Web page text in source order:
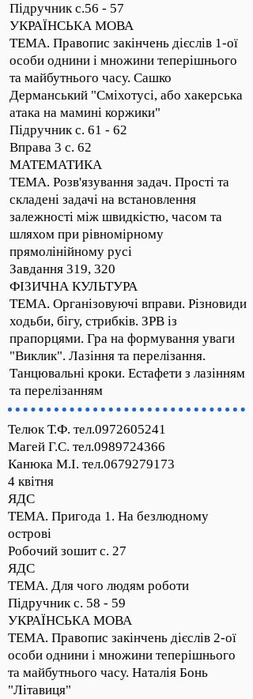
Підручник с.56 - 57
УКРАЇНСЬКА МОВА
ТЕМА. Правопис закінчень дієслів 1-ої
особи однини і множини теперішнього
та майбутнього часу. Сашко
Дерманський "Сміхотусі, або хакерська
атака на мамині коржики"
Підручник с. 61 - 62
Вправа 3 с. 62
МАТЕМАТИКА
ТЕМА. Розв'язування задач. Прості та
складені задачі на встановлення
залежності між швидкістю, часом та
шляхом при рівномірному
прямолінійному русі
Завдання 319, 320
ФІЗИЧНА КУЛЬТУРА
ТЕМА. Організовуючі вправи. Різновиди
ходьби, бігу, стрибків. ЗРВ із
прапорцями. Гра на формування уваги
"Виклик". Лазіння та перелізання.
Танцювальні кроки. Естафети з лазінням
та перелізанням
Телюк Т.Ф. тел.0972605241
Магей Г.С. тел.0989724366
Канюка М.І. тел.0679279173
4 квітня
ЯДС
ТЕМА. Пригода 1. На безлюдному
острові
Робочий зошит с. 27
ЯДС
ТЕМА. Для чого людям роботи
Підручник с. 58 - 59
УКРАЇНСЬКА МОВА
ТЕМА. Правопис закінчень дієслів 2-ої
особи однини і множини теперішнього
та майбутнього часу. Наталія Бонь
"Літавиця"